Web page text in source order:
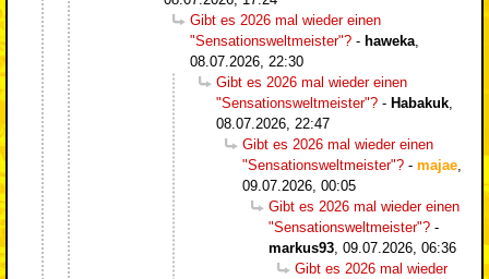
Gibt es 2026 mal wieder einen
"Sensationsweltmeister"? - haweka,
08.07.2026, 22:30
Gibt es 2026 mal wieder einen
"Sensationsweltmeister"? - Habakuk,
08.07.2026, 22:47
Gibt es 2026 mal wieder einen
"Sensationsweltmeister"? - majae,
09.07.2026, 00:05
Gibt es 2026 mal wieder einen
"Sensationsweltmeister"? -
markus93, 09.07.2026, 06:36
Gibt es 2026 mal wieder